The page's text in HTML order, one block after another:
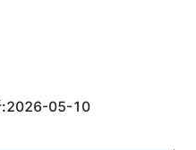
2026-05-10